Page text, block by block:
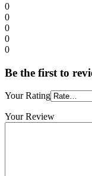
0
0
0
0
0
Be the first to
Your Rating
Your Review